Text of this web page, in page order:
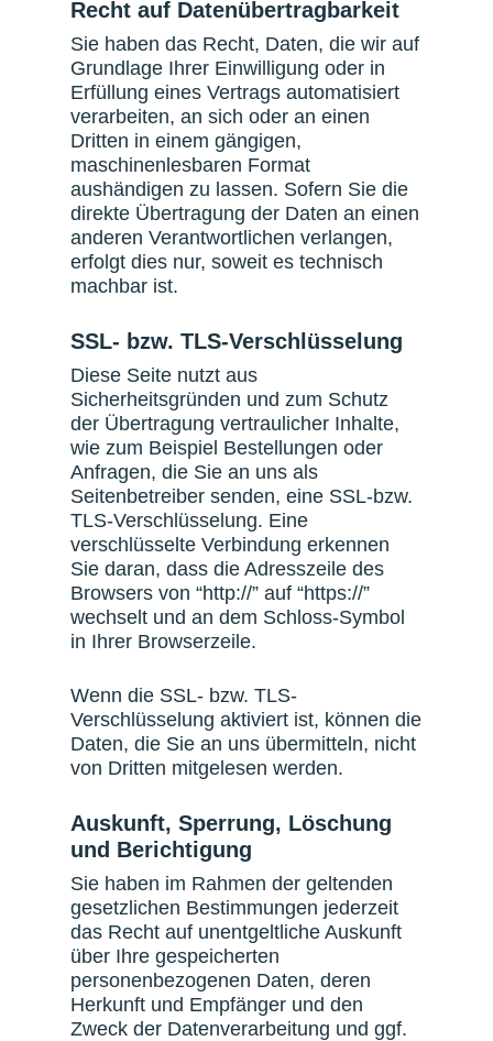
Recht auf Datenübertragbarkeit
Sie haben das Recht, Daten, die wir auf
Grundlage Ihrer Einwilligung oder in
Erfüllung eines Vertrags automatisiert
verarbeiten, an sich oder an einen
Dritten in einem gängigen,
maschinenlesbaren Format
aushändigen zu lassen. Sofern Sie die
direkte Übertragung der Daten an einen
anderen Verantwortlichen verlangen,
erfolgt dies nur, soweit es technisch
machbar ist.
SSL- bzw. TLS-Verschlüsselung
Diese Seite nutzt aus
Sicherheitsgründen und zum Schutz
der Übertragung vertraulicher Inhalte,
wie zum Beispiel Bestellungen oder
Anfragen, die Sie an uns als
Seitenbetreiber senden, eine SSL-bzw.
TLS-Verschlüsselung. Eine
verschlüsselte Verbindung erkennen
Sie daran, dass die Adresszeile des
Browsers von “http://” auf “https://”
wechselt und an dem Schloss-Symbol
in Ihrer Browserzeile.
Wenn die SSL- bzw. TLS-
Verschlüsselung aktiviert ist, können die
Daten, die Sie an uns übermitteln, nicht
von Dritten mitgelesen werden.
Auskunft, Sperrung, Löschung
und Berichtigung
Sie haben im Rahmen der geltenden
gesetzlichen Bestimmungen jederzeit
das Recht auf unentgeltliche Auskunft
über Ihre gespeicherten
personenbezogenen Daten, deren
Herkunft und Empfänger und den
Zweck der Datenverarbeitung und ggf.